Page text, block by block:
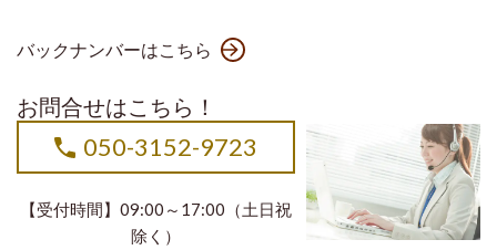
バックナンバーはこちら
お問合せはこちら！
050-3152-9723
【受付時間】09:00～17:00（土日祝
除く）